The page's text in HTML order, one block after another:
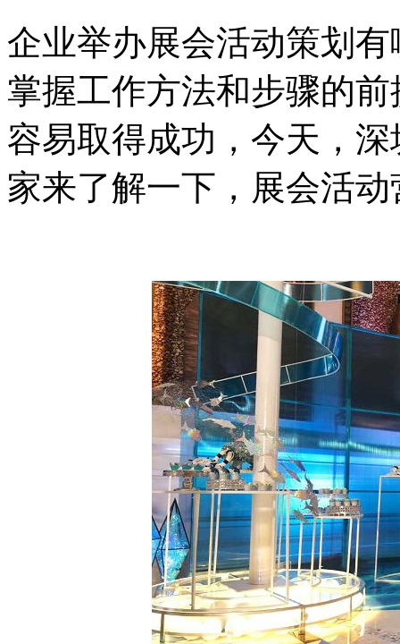
企业举办展会活动策划
掌握工作方法和步骤的
容易取得成功，今天，
家来了解一下，展会活